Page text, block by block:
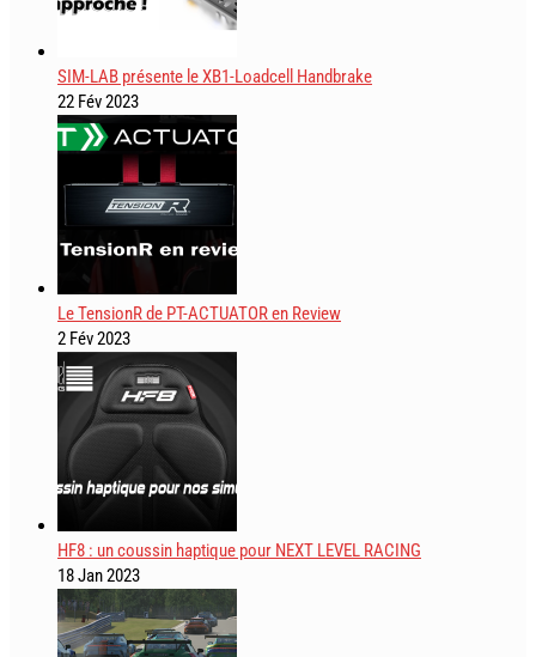
SIM-LAB présente le XB1-Loadcell Handbrake
22 Fév 2023
Le TensionR de PT-ACTUATOR en Review
2 Fév 2023
HF8 : un coussin haptique pour NEXT LEVEL RACING
18 Jan 2023